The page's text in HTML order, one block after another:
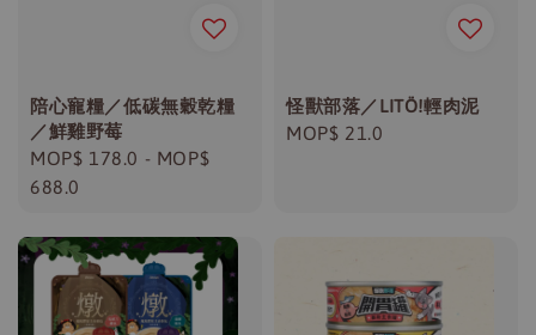
陪心寵糧／低碳無穀乾糧
／鮮雞野莓
Regular
price
MOP$ 178.0 - MOP$
688.0
怪獸部落／LITÖ!輕肉泥
Regular
MOP$ 21.0